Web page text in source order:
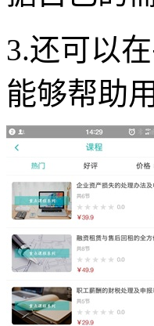
3.还可以
能够帮助